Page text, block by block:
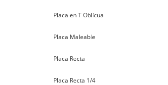
Placa en T Oblícua
Placa Maleable
Placa Recta
Placa Recta 1/4